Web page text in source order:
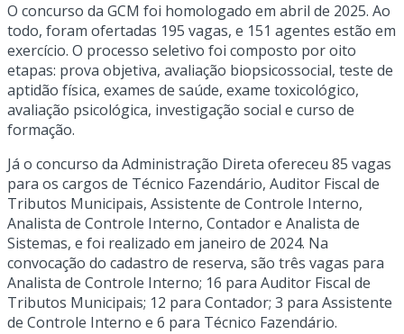
O concurso da GCM foi homologado em abril de 2025. Ao
todo, foram ofertadas 195 vagas, e 151 agentes estão em
exercício. O processo seletivo foi composto por oito
etapas: prova objetiva, avaliação biopsicossocial, teste de
aptidão física, exames de saúde, exame toxicológico,
avaliação psicológica, investigação social e curso de
formação.
Já o concurso da Administração Direta ofereceu 85 vagas
para os cargos de Técnico Fazendário, Auditor Fiscal de
Tributos Municipais, Assistente de Controle Interno,
Analista de Controle Interno, Contador e Analista de
Sistemas, e foi realizado em janeiro de 2024. Na
convocação do cadastro de reserva, são três vagas para
Analista de Controle Interno; 16 para Auditor Fiscal de
Tributos Municipais; 12 para Contador; 3 para Assistente
de Controle Interno e 6 para Técnico Fazendário.